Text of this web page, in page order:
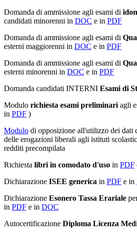
Domanda di ammissione agli esami di
candidati minorenni in DOC e in PDF
Domanda di ammissione agli esami di
esterni maggiorenni in DOC e in PDF
Domanda di ammissione agli esami di
esterni minorenni in DOC e in PDF
Domanda candidati INTERNI Esami di
Modulo richiesta esami preliminari agli
in PDF )
Modulo di opposizione all'utilizzo dei dati
delle erogazioni liberali agli istituti
redditi precompilata
Richiesta libri in comodato d'uso in PDF
Dichiarazione ISEE generica in PDF e in
Dichiarazione Esonero Tassa Erariale
in PDF e in DOC
Autocertificazione Diploma Licenza